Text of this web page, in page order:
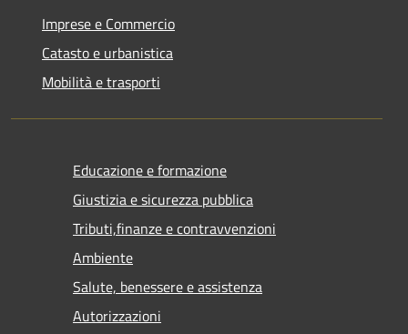
Imprese e Commercio
Catasto e urbanistica
Mobilità e trasporti
Educazione e formazione
Giustizia e sicurezza pubblica
Tributi,finanze e contravvenzioni
Ambiente
Salute, benessere e assistenza
Autorizzazioni